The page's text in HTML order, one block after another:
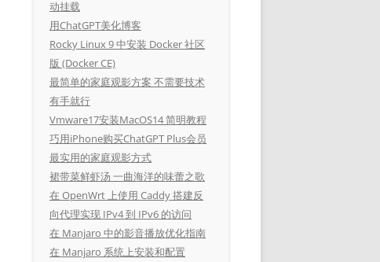
动挂载
用ChatGPT美化博客
Rocky Linux 9 中安装 Docker 社区
版 (Docker CE)
最简单的家庭观影方案 不需要技术
有手就行
Vmware17安装MacOS14 简明教程
巧用iPhone购买ChatGPT Plus会员
最实用的家庭观影方式
裙带菜鲜虾汤 一曲海洋的味蕾之歌
在 OpenWrt 上使用 Caddy 搭建反
向代理实现 IPv4 到 IPv6 的访问
在 Manjaro 中的影音播放优化指南
在 Manjaro 系统上安装和配置